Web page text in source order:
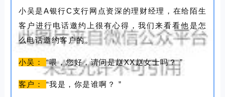
小吴是A银行C支行网点资深的理财经理，在给陌生
客户进行电话邀约上很有心得，我们来看看他是怎
么电话邀约客户的。
小吴： “喂，您好，请问是赵XX赵女士吗？ ”
客户： “我是，你是谁啊？ ”